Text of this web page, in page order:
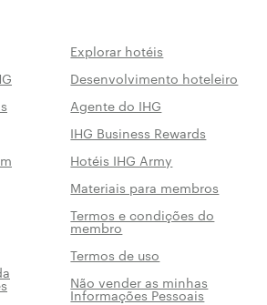
Explorar hotéis
Desenvolvimento hoteleiro
Agente do IHG
IHG Business Rewards
Hotéis IHG Army
Materiais para membros
Termos e condições do
membro
Termos de uso
Não vender as minhas
Informações Pessoais